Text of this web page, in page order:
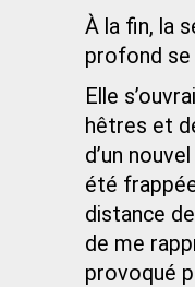
À la fin, la
profond se
Elle
hêtres et
d’un
été
distance
de me
provoqué